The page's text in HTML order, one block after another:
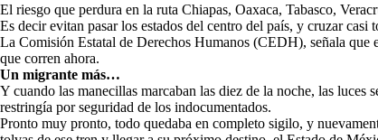
El riesgo que perdura en la ruta Chiapas, Oaxaca, Tabasco,
Es decir evitan pasar los estados del centro del país, y cruzar casi
La Comisión Estatal de Derechos Humanos (CEDH), señala que
que corren ahora.
Un migrante más…
Y cuando las manecillas marcaban las diez de la noche, las luces
restringía por seguridad de los indocumentados.
Pronto muy pronto, todo quedaba en completo sigilo, y